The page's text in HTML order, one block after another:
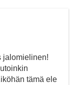
jalomielinen!
tämä ele